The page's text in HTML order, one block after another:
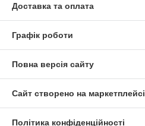
Доставка та оплата
Графік роботи
Повна версія сайту
Сайт створено на маркетплейсі
Політика конфіденційності